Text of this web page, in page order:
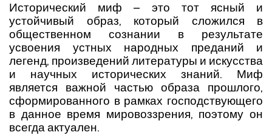
Исторический миф – это тот ясный и
устойчивый образ, который сложился в
общественном сознании в результате
усвоения устных народных преданий и
легенд, произведений литературы и искусства
и научных исторических знаний. Миф
является важной частью образа прошлого,
сформированного в рамках господствующего
в данное время мировоззрения, поэтому он
всегда актуален.